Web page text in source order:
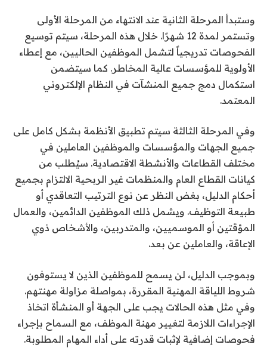
وستبدأ المرحلة الثانية عند الانتهاء من المرحلة الأولى
وتستمر لمدة 12 شهرًا. خلال هذه المرحلة، سيتم توسيع
الفحوصات تدريجياً لتشمل الموظفين الحاليين، مع إعطاء
الأولوية للمؤسسات عالية المخاطر. كما سيتضمن
استكمال دمج جميع المنشآت في النظام الإلكتروني
المعتمد.
وفي المرحلة الثالثة سيتم تطبيق الأنظمة بشكل كامل على
جميع الجهات والمؤسسات والموظفين العاملين في
مختلف القطاعات والأنشطة الاقتصادية. سيُطلب من
كيانات القطاع العام والمنظمات غير الربحية الالتزام بجميع
أحكام الدليل، بغض النظر عن نوع الترتيب التعاقدي أو
طبيعة التوظيف. ويشمل ذلك الموظفين الدائمين، والعمال
المؤقتين أو الموسميين، والمتدربين، والأشخاص ذوي
الإعاقة، والعاملين عن بعد.
وبموجب الدليل، لن يسمح للموظفين الذين لا يستوفون
شروط اللياقة المهنية المقررة، بمواصلة مزاولة مهنتهم.
وفي مثل هذه الحالات يجب على الجهة أو المنشأة اتخاذ
الإجراءات اللازمة لتغيير مهنة الموظف، مع السماح بإجراء
فحوصات إضافية لإثبات قدرته على أداء المهام المطلوبة.